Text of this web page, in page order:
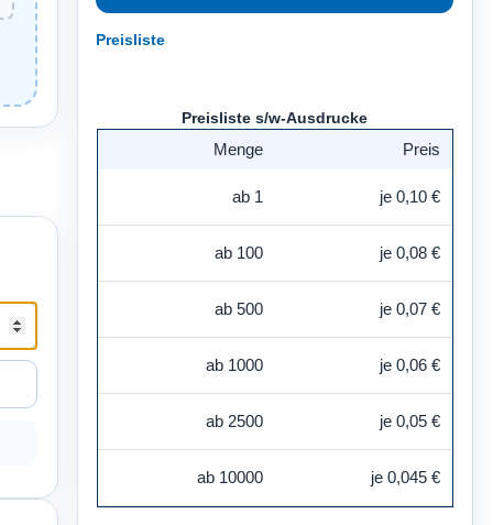
Preisliste
Preisliste s/w-Ausdrucke
Menge Preis
ab 1 je 0,10 €
ab 100 je 0,08 €
ab 500 je 0,07 €
ab 1000 je 0,06 €
ab 2500 je 0,05 €
ab 10000 je 0,045 €